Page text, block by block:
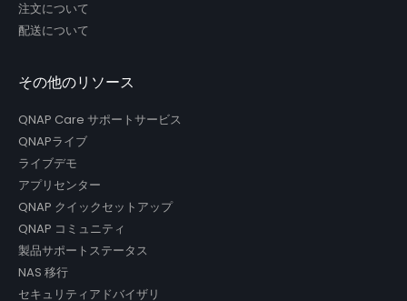
注文について
配送について
その他のリソース
QNAP Care サポートサービス
QNAPライブ
ライブデモ
アプリセンター
QNAP クイックセットアップ
QNAP コミュニティ
製品サポートステータス
NAS 移行
セキュリティアドバイザリ